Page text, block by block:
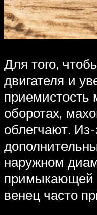
Для того,
двигателя и
оборотах,
облегчают.
наружном
примыкающей
венец часто